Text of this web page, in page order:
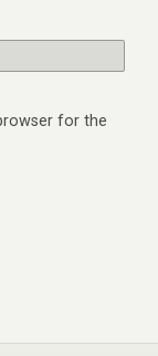
for the